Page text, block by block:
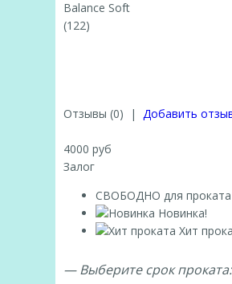
Отзывы (0) | Добавить
4000 руб
Залог
СВОБОДНО для проката
Новинка!
Хит
— Выберите срок проката: